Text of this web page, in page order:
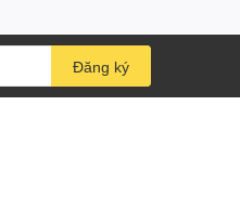
Đăng ký